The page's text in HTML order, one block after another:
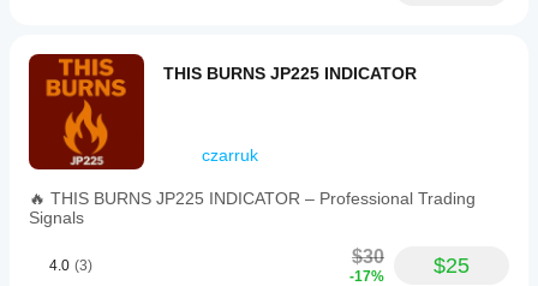
THIS BURNS JP225 INDICATOR
czarruk
🔥 THIS BURNS JP225 INDICATOR – Professional Trading
Signals
4.0 (3) $30
-17% $25